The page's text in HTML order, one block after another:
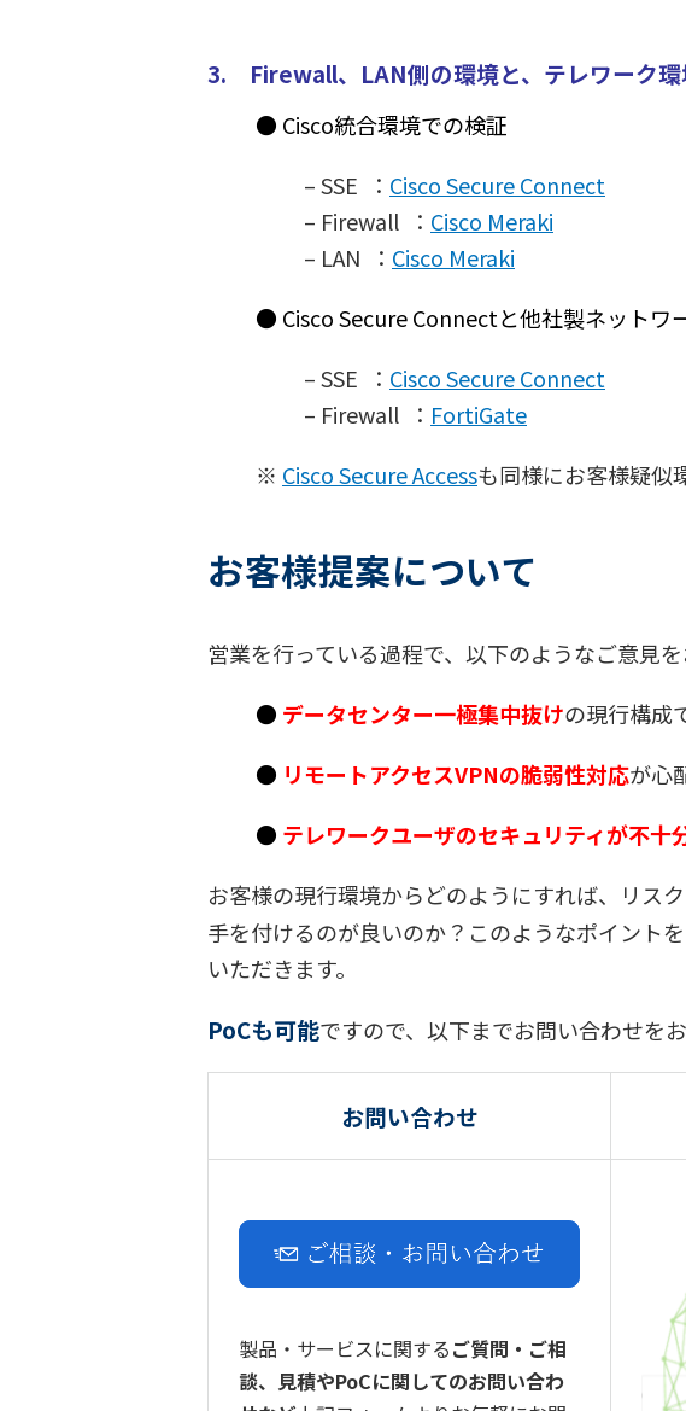
3. Firewall、LAN側の環境と、テレワーク環
● Cisco統合環境での検証
– SSE ： Cisco Secure Connect
– Firewall ： Cisco Meraki
– LAN ： Cisco Meraki
● Cisco Secure Connectと他社製ネットワ
– SSE ： Cisco Secure Connect
– Firewall ： FortiGate
※ Cisco Secure Accessも同様にお客様疑似
お客様提案について
営業を行っている過程で、以下のようなご意見を
● データセンター一極集中抜けの現行構成
● リモートアクセスVPNの脆弱性対応が心
● テレワークユーザのセキュリティが不十
お客様の現行環境からどのようにすれば、リス
手を付けるのが良いのか？このようなポイント
いただきます。
PoCも可能ですので、以下までお問い合わせを
お問い合わせ
製品・サービスに関するご質問・ご相
談、見積やPoCに関してのお問い合わ